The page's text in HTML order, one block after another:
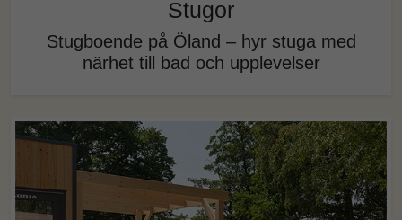
Stugor
Stugboende på Öland – hyr stuga med
närhet till bad och upplevelser